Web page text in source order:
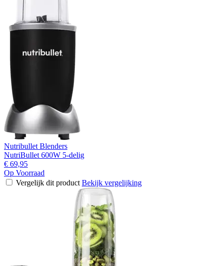
Nutribullet Blenders
NutriBullet 600W 5-delig
€ 69,95
Op Voorraad
Vergelijk dit product Bekijk vergelijking